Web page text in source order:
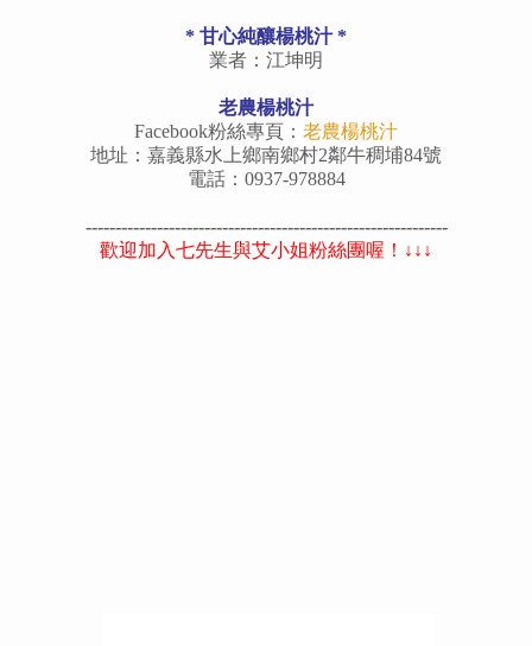
* 甘心純釀楊桃汁 *
業者：江坤明
老農楊桃汁
Facebook粉絲專頁： 老農楊桃汁
地址：嘉義縣水上鄉南鄉村2鄰牛稠埔84號
電話：0937-978884
-------------------------------------------------------------
歡迎加入七先生與艾小姐粉絲團喔！↓↓↓